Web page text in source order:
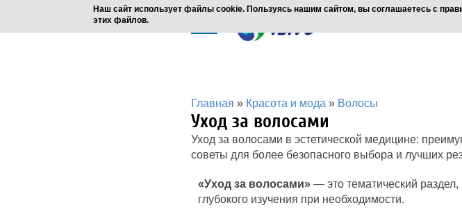
Наш сайт использует файлы cookie. Пользуясь нашим сайтом, вы соглашаетесь с
этих файлов.
Главная » Красота и мода» Волосы
Уход за волосами
Уход за волосами в эстетической медицине:
советы для более безопасного выбора и лучших
«Уход за волосами»— это тематический
глубокого изучения при необходимости.